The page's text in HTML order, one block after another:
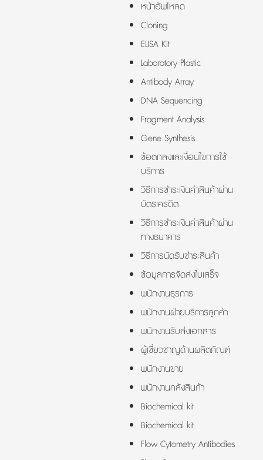
หน้าอัพโหลด
Cloning
ELISA Kit
Laboratory Plastic
Antibody Array
DNA Sequencing
Fragment Analysis
Gene Synthesis
ข้อตกลงและเงื่อนไขการใช้
บริการ
วิธีการชำระเงินค่าสินค้าผ่าน
บัตรเครดิต
วิธีการชำระเงินค่าสินค้าผ่าน
ทางธนาคาร
วิธีการนัดรับชำระสินค้า
ข้อมูลการจัดส่งใบเสร็จ
พนักงานธุรการ
พนักงานฝ่ายบริการลูกค้า
พนักงานรับส่งเอกสาร
ผู้เชี่ยวชาญด้านผลิตภัณฑ์
พนักงานขาย
พนักงานคลังสินค้า
Biochemical kit
Biochemical kit
Flow Cytometry Antibodies